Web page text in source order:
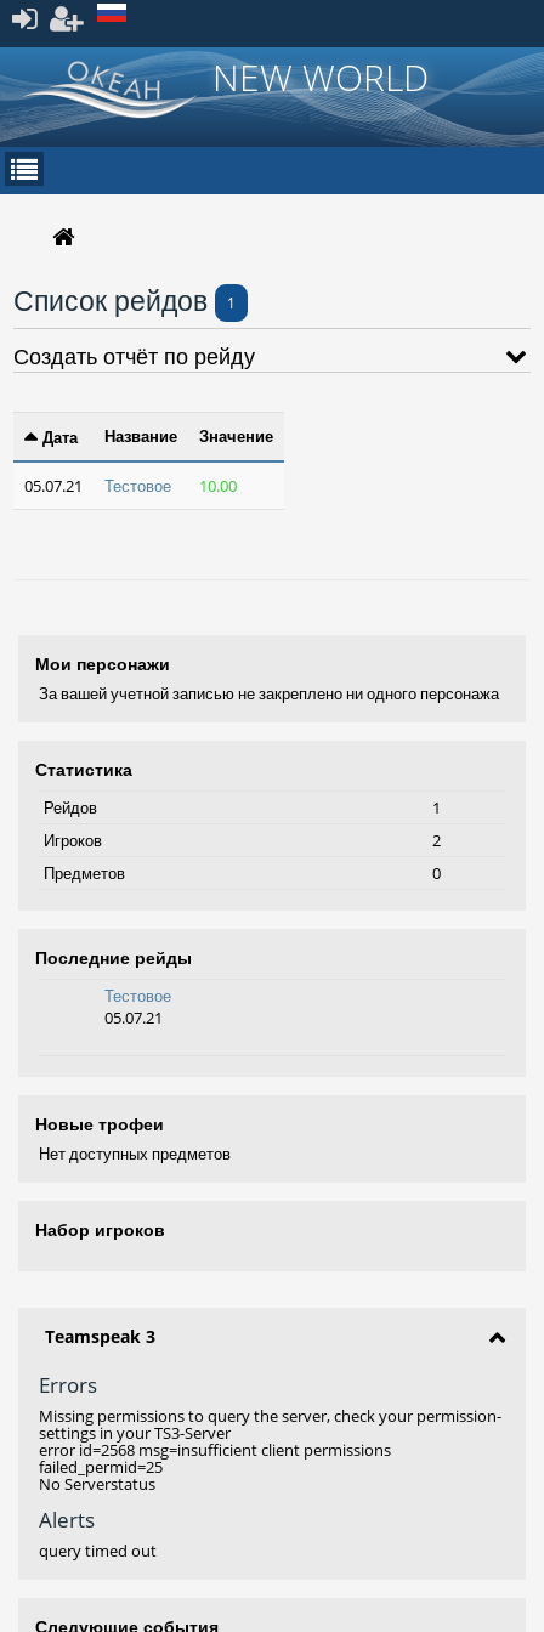
Зарегистрироваться
NEW WORLD
Мои персонажи
За вашей учетной записью не закреплено ни одного персонажа
Статистика
Рейдов
1
Игроков
2
Предметов
0
Последние рейды
Тестовое
05.07.21
Новые трофеи
Нет доступных предметов
Набор игроков
Список рейдов 1
Создать отчёт по рейду
Дата Название Значение
05.07.21 Тестовое 10.00
Teamspeak 3
Errors
Missing permissions to query the server, check your permission-
settings in your TS3-Server
error id=2568 msg=insufficient client permissions
failed_permid=25
No Serverstatus
Alerts
query timed out
Следующие события